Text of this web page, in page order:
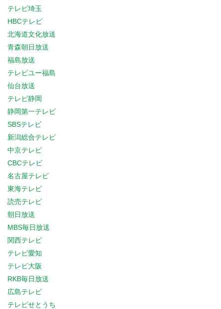
テレビ埼玉
HBCテレビ
北海道文化放送
青森朝日放送
福島放送
テレビユー福島
仙台放送
テレビ静岡
静岡第一テレビ
SBSテレビ
新潟総合テレビ
中京テレビ
CBCテレビ
名古屋テレビ
東海テレビ
読売テレビ
朝日放送
MBS毎日放送
関西テレビ
テレビ愛知
テレビ大阪
RKB毎日放送
広島テレビ
テレビせとうち